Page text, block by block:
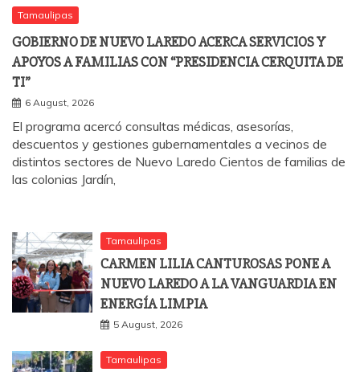
Tamaulipas
GOBIERNO DE NUEVO LAREDO ACERCA SERVICIOS Y
APOYOS A FAMILIAS CON “PRESIDENCIA CERQUITA DE
TI”
6 August, 2026
El programa acercó consultas médicas, asesorías,
descuentos y gestiones gubernamentales a vecinos de
distintos sectores de Nuevo Laredo Cientos de familias de
las colonias Jardín,
Tamaulipas
CARMEN LILIA CANTUROSAS PONE A
NUEVO LAREDO A LA VANGUARDIA EN
ENERGÍA LIMPIA
5 August, 2026
Tamaulipas